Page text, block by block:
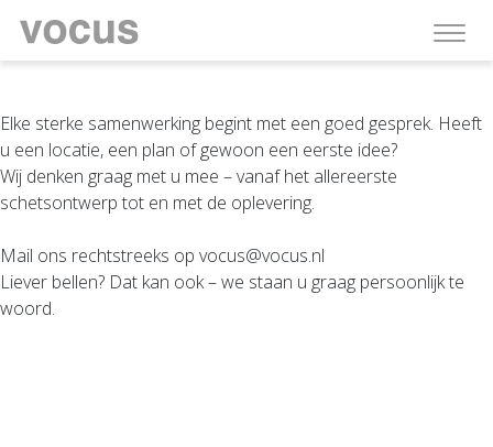
Elke sterke samenwerking begint met een goed gesprek. Heeft
u een locatie, een plan of gewoon een eerste idee?
Wij denken graag met u mee – vanaf het allereerste
schetsontwerp tot en met de oplevering.
Mail ons rechtstreeks op vocus@vocus.nl
Liever bellen? Dat kan ook – we staan u graag persoonlijk te
woord.